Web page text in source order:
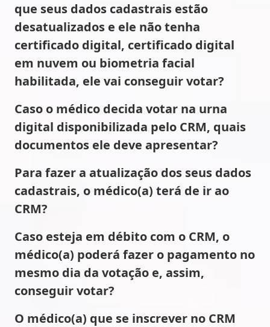
que seus dados cadastrais estão
desatualizados e ele não tenha
certificado digital, certificado digital
em nuvem ou biometria facial
habilitada, ele vai conseguir votar?
Caso o médico decida votar na urna
digital disponibilizada pelo CRM, quais
documentos ele deve apresentar?
Para fazer a atualização dos seus dados
cadastrais, o médico(a) terá de ir ao
CRM?
Caso esteja em débito com o CRM, o
médico(a) poderá fazer o pagamento no
mesmo dia da votação e, assim,
conseguir votar?
O médico(a) que se inscrever no CRM